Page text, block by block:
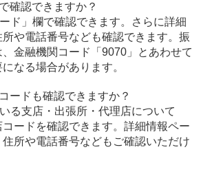
確認できますか？
ド」欄で確認できます。さらに詳細
や電話番号なども確認できます。振
金融機関コード「9070」とあわせて
なる場合があります。
ードも確認できますか？
る支店・出張所・代理店について
ードを確認できます。詳細情報ペー
所や電話番号などもご確認いただけ